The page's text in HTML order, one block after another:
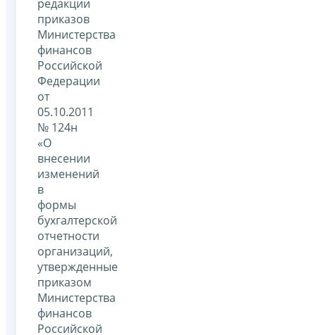
редакции
приказов
Министерства
финансов
Российской
Федерации
от
05.10.2011
№ 124н
«О
внесении
изменений
в
формы
бухгалтерской
отчетности
организаций,
утвержденные
приказом
Министерства
финансов
Российской